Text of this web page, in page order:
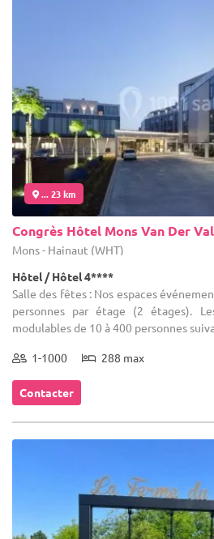
... 23 km
Congrès Hôtel Mons Van Der
Mons - Hainaut (WHT)
Hôtel / Hôtel 4****
Salle des fêtes : Nos espaces
personnes par étage (2 étages).
modulables de 10 à 400 personnes
1-1000 288 max
Contacter